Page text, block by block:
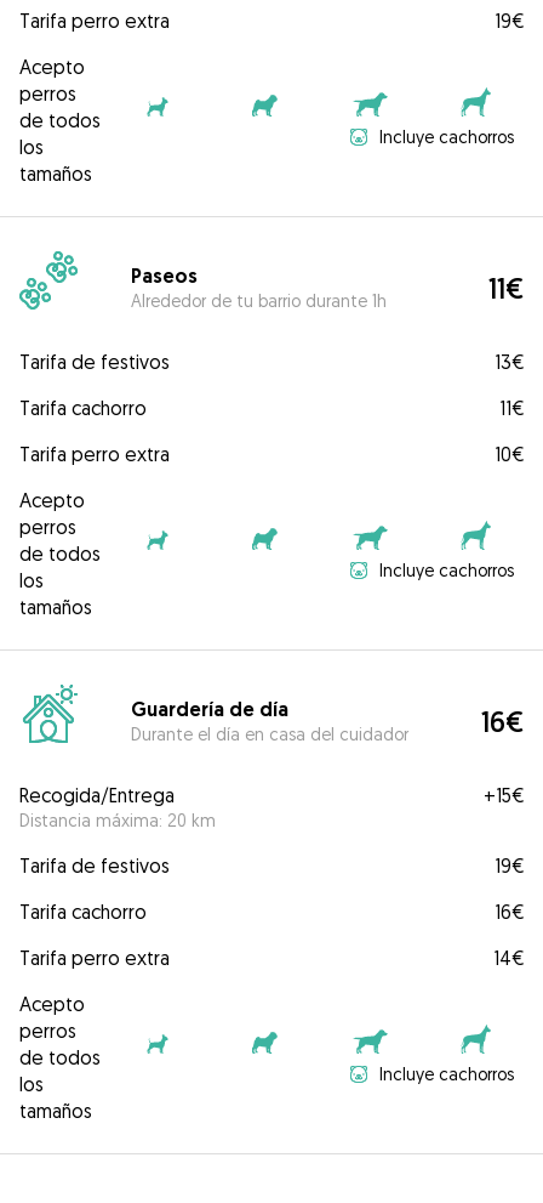
Tarifa perro extra
19€
Acepto
perros
de todos
los
tamaños
Incluye cachorros
Paseos
Alrededor de tu barrio durante 1h 11€
Tarifa de festivos
13€
Tarifa cachorro
11€
Tarifa perro extra
10€
Acepto
perros
de todos
los
tamaños
Incluye cachorros
Guardería de día
Durante el día en casa del cuidador 16€
Recogida/Entrega
Distancia máxima: 20 km
+15€
Tarifa de festivos
19€
Tarifa cachorro
16€
Tarifa perro extra
14€
Acepto
perros
de todos
los
tamaños
Incluye cachorros